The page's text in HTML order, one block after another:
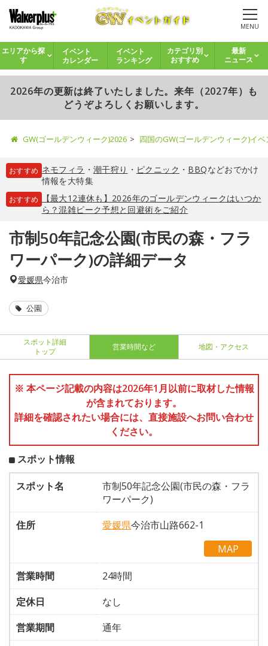
MENU
エリアから探
す
イベント
カレンダー
イベント
ランキング
カテゴリ別
おすすめ
最新
ニュース
2026年の更新は終了いたしました。来年（2027年）も
どうぞよろしくお願いします。
GW(ゴールデンウィーク)2026 四国のGW(ゴールデンウィーク)イ
おすすめ ネモフィラ ・ 潮干狩り ・ ピクニック ・ BBQなどおでかけ
情報を大特集
おすすめ
【最大12連休も】2026年のゴールデンウィークはいつか
ら？混雑ピーク予想と回避術をご紹介
市制50年記念公園(市民の森・フラ
ワーパーク)の詳細データ
愛媛県今治市
公園
スポット詳細
トップ
営業時間など 地図・アクセス
※ 本ページ記載の内容は2026年1月以前に取材した情報
が含まれております。
詳細を確認されたい場合には、直接施設へお問い合わせ
ください。
スポット情報
スポット名
市制50年記念公園(市民の森・フラ
ワーパーク)
住所
愛媛県今治市山路662-1
MAP
営業時間
24時間
定休日
なし
営業期間
通年